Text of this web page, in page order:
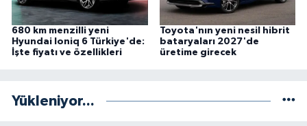
680 km menzilli yeni
Hyundai Ioniq 6 Türkiye'de:
İşte fiyatı ve özellikleri
Toyota'nın yeni nesil hibrit
bataryaları 2027'de
üretime girecek
Yükleniyor...